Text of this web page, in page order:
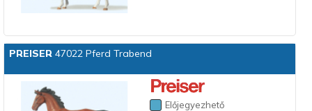
PREISER47022 Pferd Trabend
Előjegyezhető